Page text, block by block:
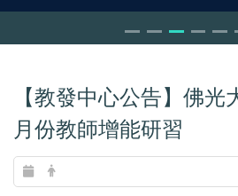
【教發中心公告】佛光
月份教師增能研習